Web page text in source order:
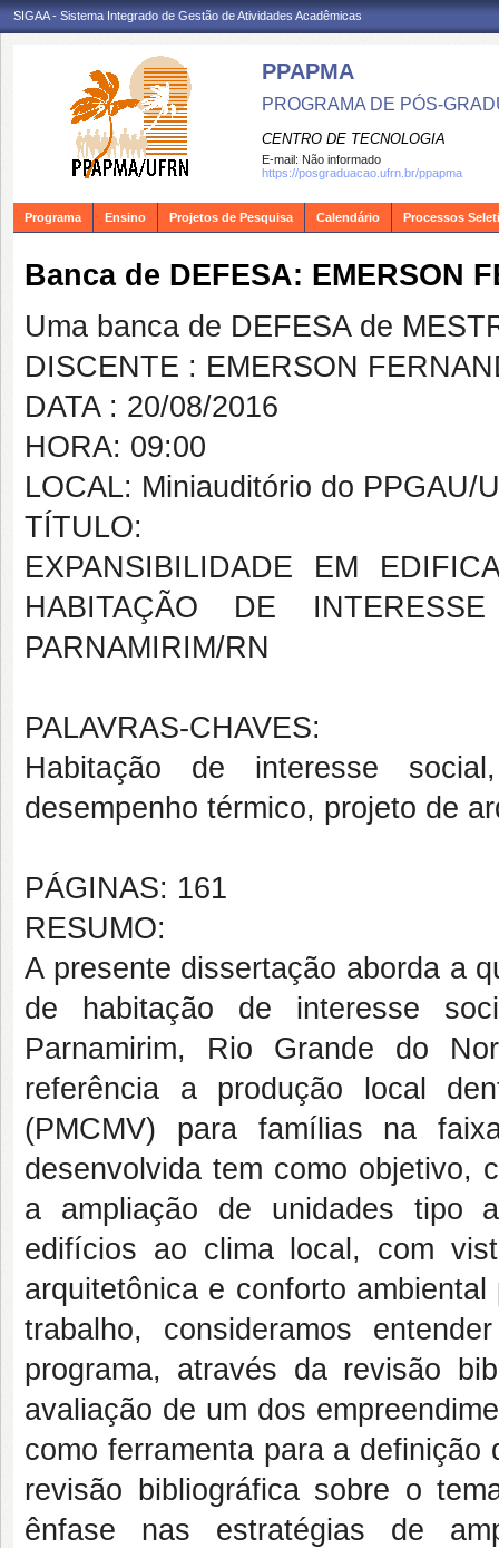
SIGAA - Sistema Integrado de Gestão de Atividades Acadêmicas
PPAPMA
PROGRAMA DE PÓS-
CENTRO DE TECNOLOGIA
E-mail: Não informado
https://posgraduacao.ufrn.br/ppapma
Programa Ensino Projetos de Pesquisa Calendário Processos
Banca de DEFESA: EMERSON
Uma banca de DEFESA de
DISCENTE : EMERSON
DATA : 20/08/2016
HORA: 09:00
LOCAL: Miniauditório do PPGAU/
TÍTULO:
EXPANSIBILIDADE EM
HABITAÇÃO DE
PARNAMIRIM/RN
PALAVRAS-CHAVES:
Habitação de interesse
desempenho térmico, projeto de
PÁGINAS: 161
RESUMO:
A presente dissertação aborda a
de habitação de interesse
Parnamirim, Rio Grande do
referência a produção local
(PMCMV) para famílias na
desenvolvida tem como objetivo,
a ampliação de unidades tipo
edifícios ao clima local, com
arquitetônica e conforto
trabalho, consideramos
programa, através da revisão
avaliação de um dos
como ferramenta para a definição
revisão bibliográfica sobre o
ênfase nas estratégias de